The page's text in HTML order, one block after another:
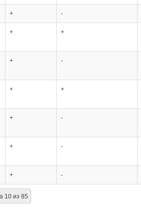
10 из 85
+ -
+ +
+ -
+ +
+ -
+ -
+ -